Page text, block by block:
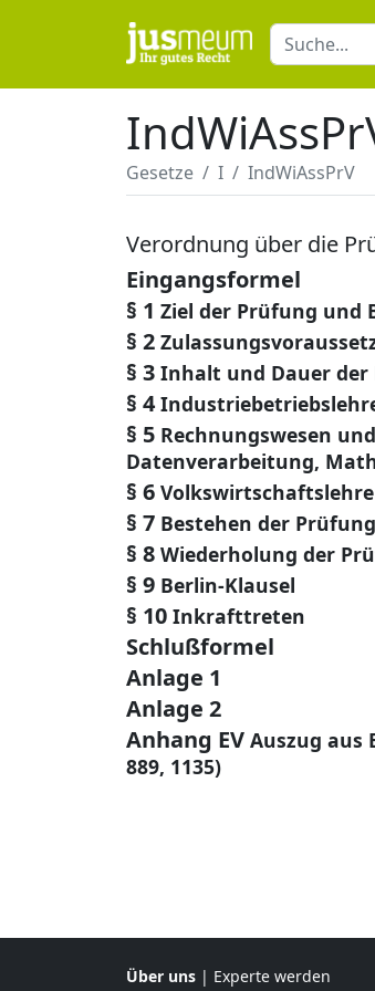
Gesetze I IndWiAssPrV
Verordnung über die
Eingangsformel
§ 1 Ziel der Prüfung und
§ 2
§ 3 Inhalt und Dauer der
§ 4
§ 5 Rechnungswesen
Datenverarbeitung,
§ 6
§ 7 Bestehen der Prüfung
§ 8 Wiederholung der
§ 9 Berlin-Klausel
§ 10 Inkrafttreten
Schlußformel
Anlage 1
Anlage 2
Anhang EV Auszug aus
889, 1135)
Über uns | Experte werden